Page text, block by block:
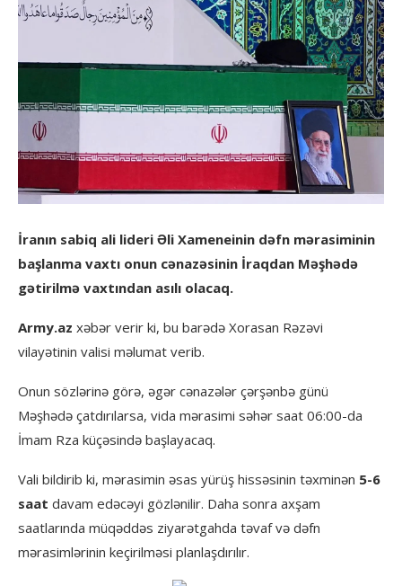
İranın sabiq ali lideri Əli Xameneinin dəfn mərasiminin
başlanma vaxtı onun cənazəsinin İraqdan Məşhədə
gətirilmə vaxtından asılı olacaq.
Army.az xəbər verir ki, bu barədə Xorasan Rəzəvi
vilayətinin valisi məlumat verib.
Onun sözlərinə görə, əgər cənazələr çərşənbə günü
Məşhədə çatdırılarsa, vida mərasimi səhər saat 06:00-da
İmam Rza küçəsində başlayacaq.
Vali bildirib ki, mərasimin əsas yürüş hissəsinin təxminən 5-6
saat davam edəcəyi gözlənilir. Daha sonra axşam
saatlarında müqəddəs ziyarətgahda təvaf və dəfn
mərasimlərinin keçirilməsi planlaşdırılır.